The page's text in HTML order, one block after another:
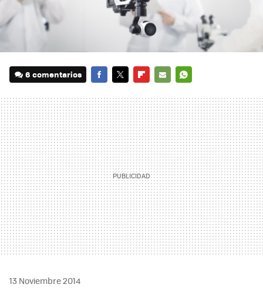
6 comentarios
MAIL
13 Noviembre 2014